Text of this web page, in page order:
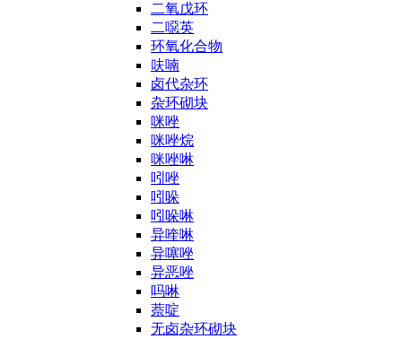
二氧戊环
二噁英
环氧化合物
呋喃
卤代杂环
杂环砌块
咪唑
咪唑烷
咪唑啉
吲唑
吲哚
吲哚啉
异喹啉
异噻唑
异恶唑
吗啉
萘啶
无卤杂环砌块